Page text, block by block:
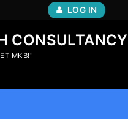
LOG IN
CONSULTANCY
MKB!"